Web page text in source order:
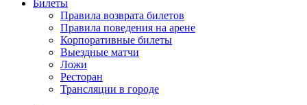
Билеты
Правила возврата билетов
Правила поведения на арене
Корпоративные билеты
Выездные матчи
Ложи
Ресторан
Трансляции в городе